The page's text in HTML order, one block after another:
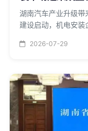
湖南汽车产业升级
建设启动，机电安装
2026-07-29